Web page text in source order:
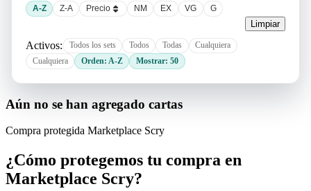
A-Z Z-A Precio NM EX VG G
Limpiar
Activos: Todos los sets Todos Todas
Cualquiera
Cualquiera
Orden: A-Z Mostrar: 50
Aún no se han agregado cartas
Compra protegida Marketplace Scry
¿Cómo protegemos tu compra en
Marketplace Scry?